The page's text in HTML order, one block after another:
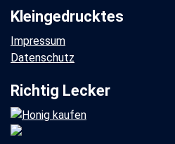
Kleingedrucktes
Impressum
Datenschutz
Richtig Lecker